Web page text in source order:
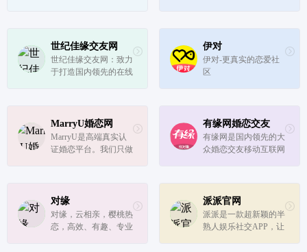
业恋爱类型测试帮你找
到对的TA。
单身男女创造一个真实
可靠的征婚交友相亲平
台。开启真爱趁现在。
世纪佳缘交友网
世纪佳缘交友网：致力
于打造国内领先的在线
缘分千万里挑一！
伊对
伊对-更真实的恋爱社
区
MarryU婚恋网
MarryU是高端真实认
证婚恋平台。我们只做
所有会员都必须真实身
份认证，让每一个缘分
都真实无虚。MarryU
有缘网婚恋交友
有缘网是国内领先的大
众婚恋交友移动互联网
能。找对象，上有缘
网！
对缘
对缘，云相亲，樱桃热
恋，高效、有趣、专业
派派官网
派派是一款超新颖的半
熟人娱乐社交APP，让